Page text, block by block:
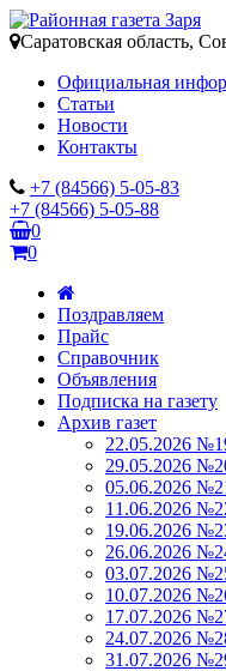
Саратовская область,
Официальная
Статьи
Новости
Контакты
+7 (84566) 5-05-83
+7 (84566) 5-05-88
0
0
Поздравляем
Прайс
Справочник
Объявления
Подписка на газету
Архив газет
22.05.2026
29.05.2026
05.06.2026
11.06.2026
19.06.2026
26.06.2026
03.07.2026
10.07.2026
17.07.2026
24.07.2026
31.07.2026